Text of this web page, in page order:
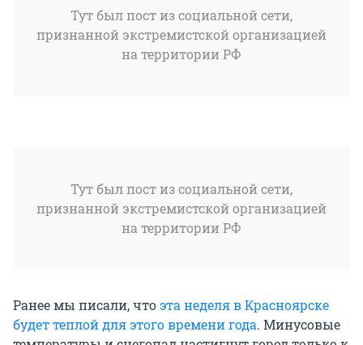
Тут был пост из социальной сети,
признанной экстремистской организацией
на территории РФ
Тут был пост из социальной сети,
признанной экстремистской организацией
на территории РФ
Ранее мы писали, чтоэта неделя в Красноярске
будет теплой для этого времени года. Минусовые